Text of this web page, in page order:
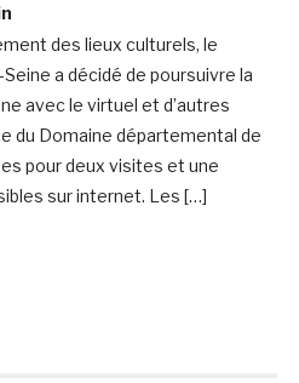
des lieux culturels, le
a décidé de poursuivre la
avec le virtuel et d’autres
du Domaine départemental de
pour deux visites et une
sur internet. Les […]